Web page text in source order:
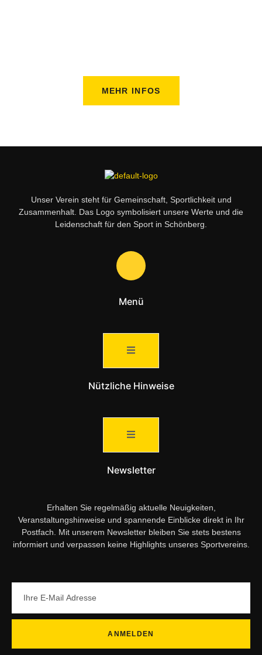
MEHR INFOS
Unser Verein steht für Gemeinschaft, Sportlichkeit und
Zusammenhalt. Das Logo symbolisiert unsere Werte und die
Leidenschaft für den Sport in Schönberg.
Menü
Nützliche Hinweise
Newsletter
Erhalten Sie regelmäßig aktuelle Neuigkeiten,
Veranstaltungshinweise und spannende Einblicke direkt in Ihr
Postfach. Mit unserem Newsletter bleiben Sie stets bestens
informiert und verpassen keine Highlights unseres Sportvereins.
ANMELDEN